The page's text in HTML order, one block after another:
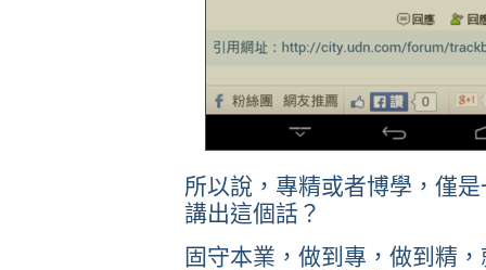
所以說，專精或者博學，僅
講出這個話？
固守本業，做到專，做到精